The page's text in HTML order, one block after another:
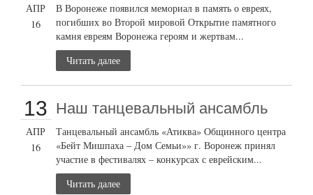
АПР
16
В Воронеже появился мемориал в память о евреях,
погибших во Второй мировой Открытие памятного
камня евреям Воронежа героям и жертвам...
Читать далее
13
АПР
16
Наш танцевальный ансамбль
Танцевальный ансамбль «Атиква» Общинного центра
«Бейт Мишпаха – Дом Семьи»» г. Воронеж принял
участие в фестивалях – конкурсах с еврейским...
Читать далее